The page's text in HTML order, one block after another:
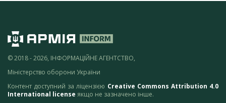
© 2018 - 2026, ІНФОРМАЦІЙНЕ АГЕНТСТВО,
Міністерство оборони України
Контент доступний за ліцензією Creative Commons Attribution 4.0
International license якщо не зазначено інше.